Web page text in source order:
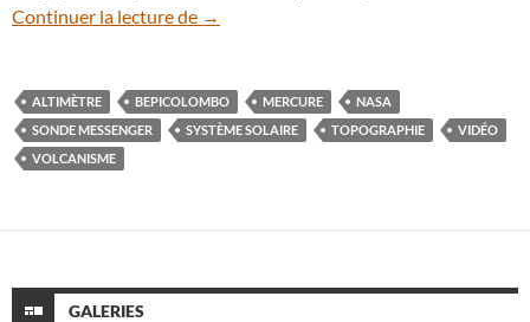
Continuer la lecture de
En vidéo : découvrez les reliefs de la
→
ALTIMÈTRE BEPICOLOMBO MERCURE
NASA
SONDE MESSENGER
SYSTÈME SOLAIRE TOPOGRAPHIE
VIDÉO
VOLCANISME
GALERIES